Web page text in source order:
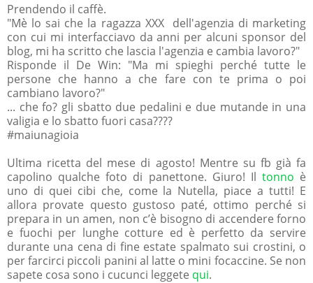
Prendendo il caffè.
"Mè lo sai che la ragazza XXX dell'agenzia di marketing
con cui mi interfacciavo da anni per alcuni sponsor del
blog, mi ha scritto che lascia l'agenzia e cambia lavoro?"
Risponde il De Win: "Ma mi spieghi perché tutte le
persone che hanno a che fare con te prima o poi
cambiano lavoro?"
... che fo? gli sbatto due pedalini e due mutande in una
valigia e lo sbatto fuori casa????
#maiunagioia
Ultima ricetta del mese di agosto! Mentre su fb già fa
capolino qualche foto di panettone. Giuro! Il tonno è
uno di quei cibi che, come la Nutella, piace a tutti! E
allora provate questo gustoso paté, ottimo perché si
prepara in un amen, non c’è bisogno di accendere forno
e fuochi per lunghe cotture ed è perfetto da servire
durante una cena di fine estate spalmato sui crostini, o
per farcirci piccoli panini al latte o mini focaccine. Se non
sapete cosa sono i cucunci leggete qui.